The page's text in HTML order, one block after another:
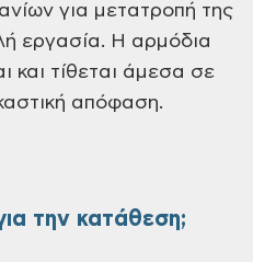
για μετατροπή της
εργασία. Η αρμόδια
και τίθεται άμεσα σε
απόφαση.
την κατάθεση;